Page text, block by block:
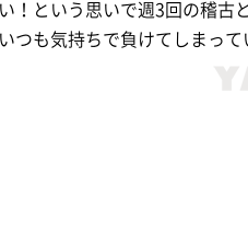
い！という思いで週3回の稽古
いつも気持ちで負けてしまっ